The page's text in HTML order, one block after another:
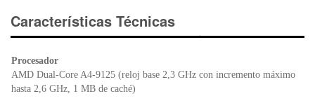
e
b
o
k
er s
A
p
ri
e
dl
Características Técnicas
Procesador
AMD Dual-Core A4-9125 (reloj base 2,3 GHz con incremento máximo
hasta 2,6 GHz, 1 MB de caché)